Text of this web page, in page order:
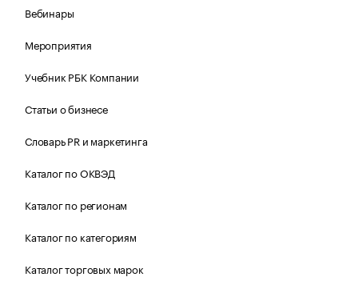
Вебинары
Мероприятия
Учебник РБК Компании
Статьи о бизнесе
Словарь PR и маркетинга
Каталог по ОКВЭД
Каталог по регионам
Каталог по категориям
Каталог торговых марок